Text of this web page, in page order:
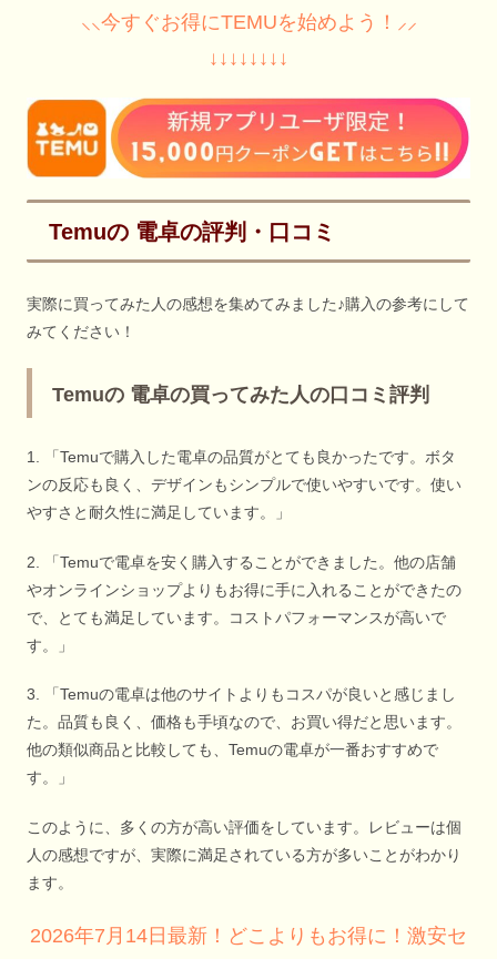
⸜⸜今すぐお得にTEMUを始めよう！⸝⸝
↓↓↓↓↓↓↓↓
Temuの 電卓の評判・口コミ
実際に買ってみた人の感想を集めてみました♪購入の参考にして
みてください！
Temuの 電卓の買ってみた人の口コミ評判
1. 「Temuで購入した電卓の品質がとても良かったです。ボタ
ンの反応も良く、デザインもシンプルで使いやすいです。使い
やすさと耐久性に満足しています。」
2. 「Temuで電卓を安く購入することができました。他の店舗
やオンラインショップよりもお得に手に入れることができたの
で、とても満足しています。コストパフォーマンスが高いで
す。」
3. 「Temuの電卓は他のサイトよりもコスパが良いと感じまし
た。品質も良く、価格も手頃なので、お買い得だと思います。
他の類似商品と比較しても、Temuの電卓が一番おすすめで
す。」
このように、多くの方が高い評価をしています。レビューは個
人の感想ですが、実際に満足されている方が多いことがわかり
ます。
2026年7月14日最新！どこよりもお得に！激安セ